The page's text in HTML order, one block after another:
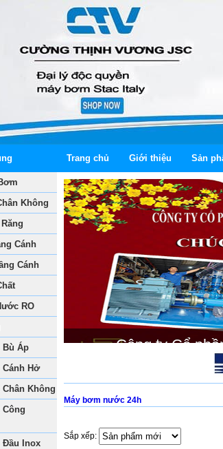
Trang chủ Giới thiệu Sản
Không
Cánh
Cánh
RO
Bù Áp
Cánh Hở
Không
Công
Đầu Inox
Công ty Cổ
Máy bơm nước 24h
Sắp xếp: